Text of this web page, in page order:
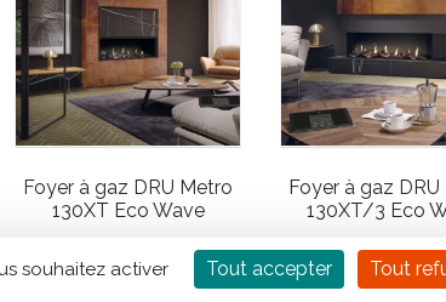
souhaitez activer Tout accepter Tout
Foyer à gaz DRU Metro
130XT Eco Wave
Foyer à gaz
130XT/3 Eco